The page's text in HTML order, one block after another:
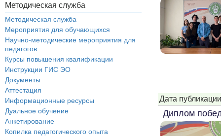
Методическая служба
Методическая служба
Мероприятия для обучающихся
Научно-методические мероприятия для
педагогов
Курсы повышения квалификации
Инструкции ГИС ЭО
Документы
Аттестация
Информационные ресурсы
Дуальное обучение
Анкетирование
Копилка педагогического опыта
Дата
Диплом